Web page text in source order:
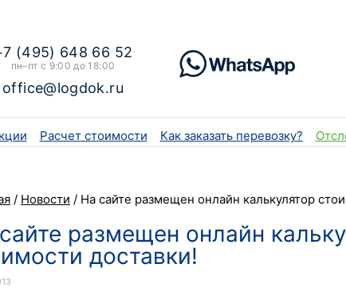
(495) 648 66 52
пн–пт с 9:00 до 18:00
office@logdok.ru
Расчет стоимости Как заказать перевозку?
/ Новости / На сайте размещен онлайн калькулятор
размещен онлайн
доставки!